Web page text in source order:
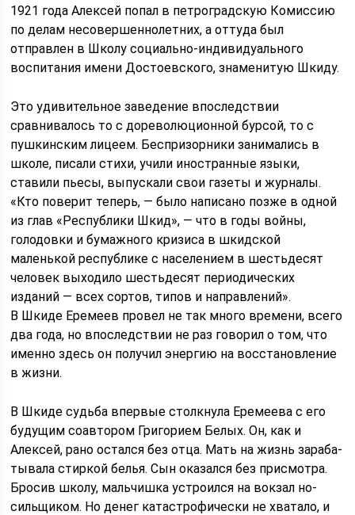
1921 года Алексей попал в петроградскую Комиссию
по делам несовершеннолетних, а оттуда был
отправлен в Школу социально-индивидуального
воспитания имени Достоевского, знаменитую Шкиду.
Это удивительное заведение впоследствии
сравнивалось то с дореволюционной бурсой, то с
пушкинским лицеем. Беспризорники занимались в
школе, писали стихи, учили иностранные языки,
ставили пьесы, выпускали свои газеты и журналы.
«Кто поверит теперь, — было написано позже в одной
из глав «Республики Шкид», — что в годы войны,
голодовки и бумажного кризиса в шкидской
маленькой республике с населением в шестьдесят
человек выходило шестьдесят периодических
изданий — всех сортов, типов и направлений».
В Шкиде Еремеев провел не так много времени, всего
два года, но впоследствии не раз говорил о том, что
именно здесь он получил энергию на восстановление
в жизни.
В Шки­де судь­ба впер­вые столк­ну­ла Ереме­е­ва с его
бу­ду­щим со­ав­то­ром Гри­го­ри­ем Бе­лых. Он, как и
Алексей, ра­но ос­тал­ся без от­ца. Мать на жизнь за­ра­ба­
ты­ва­ла стир­кой бе­лья. Сын ока­зал­ся без при­смо­т­ра.
Бро­сив шко­лу, маль­чиш­ка ус­т­ро­ил­ся на вок­зал но­
силь­щи­ком. Но де­нег ка­та­ст­ро­фи­че­с­ки не хва­та­ло, и